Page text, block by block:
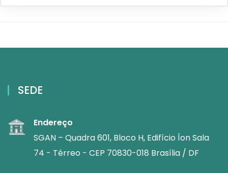
SEDE
Endereço
SGAN – Quadra 601, Bloco H, Edifício Íon Sala
74 - Térreo - CEP 70830-018 Brasília / DF